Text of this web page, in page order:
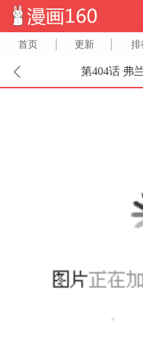
首页 更新 排
第404话 弗